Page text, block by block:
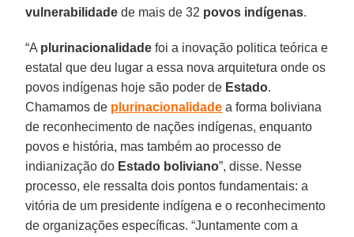
vulnerabilidade de mais de 32 povos indígenas.
“A plurinacionalidade foi a inovação politica teórica e
estatal que deu lugar a essa nova arquitetura onde os
povos indígenas hoje são poder de Estado.
Chamamos de plurinacionalidade a forma boliviana
de reconhecimento de nações indígenas, enquanto
povos e história, mas também ao processo de
indianização do Estado boliviano”, disse. Nesse
processo, ele ressalta dois pontos fundamentais: a
vitória de um presidente indígena e o reconhecimento
de organizações específicas. “Juntamente com a